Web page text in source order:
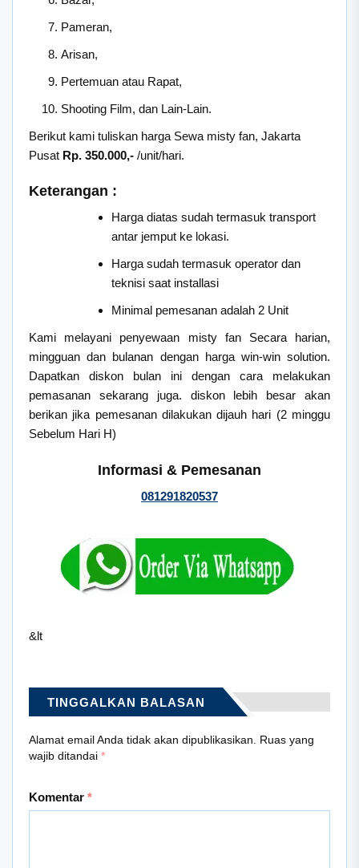
Pameran,
Arisan,
Pertemuan atau Rapat,
Shooting Film, dan Lain-Lain.
Berikut kami tuliskan harga Sewa misty fan, Jakarta
Pusat Rp. 350.000,- /unit/hari.
Keterangan :
Harga diatas sudah termasuk transport
antar jemput ke lokasi.
Harga sudah termasuk operator dan
teknisi saat installasi
Minimal pemesanan adalah 2 Unit
Kami melayani penyewaan misty fan Secara harian,
mingguan dan bulanan dengan harga win-win solution.
Dapatkan diskon bulan ini dengan cara melakukan
pemasanan sekarang juga. diskon lebih besar akan
berikan jika pemesanan dilakukan dijauh hari (2 minggu
Sebelum Hari H)
Informasi & Pemesanan
081291820537
&lt
TINGGALKAN BALASAN
Alamat email Anda tidak akan dipublikasikan. Ruas yang
wajib ditandai *
Komentar *